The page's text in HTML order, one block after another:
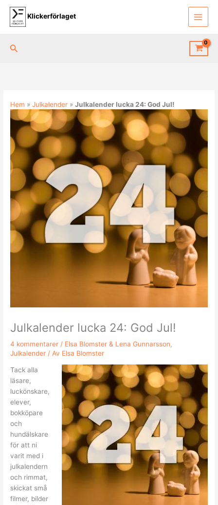
innehåll
Klickerförlaget
Sök
Hem »Julkalender »Julkalender lucka 24: God Jul!
Julkalender lucka 24: God Jul!
4 kommentarer / Elsa Blomster & Lena Gunnarsson,
Julkalender / Av Elsa Blomster
Tack alla
läsare,
luckönskare,
elever,
bokköpare
och
hundälskare
för att ni
varit med i
julkalendern
och rimmat,
skickat små
filmer, bilder